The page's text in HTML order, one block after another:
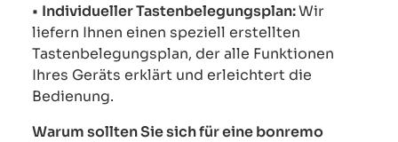
• Individueller Tastenbelegungsplan:Wir
liefern Ihnen einen speziell erstellten
Tastenbelegungsplan, der alle Funktionen
Ihres Geräts erklärt und erleichtert die
Bedienung.
Warum sollten Sie sich für eine bonremo